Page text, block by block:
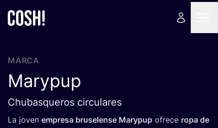
MARCA
Marypup
Chubasqueros circulares
La joven empre­sa bru­se­len­se Mary­pup ofre­ce ropa de